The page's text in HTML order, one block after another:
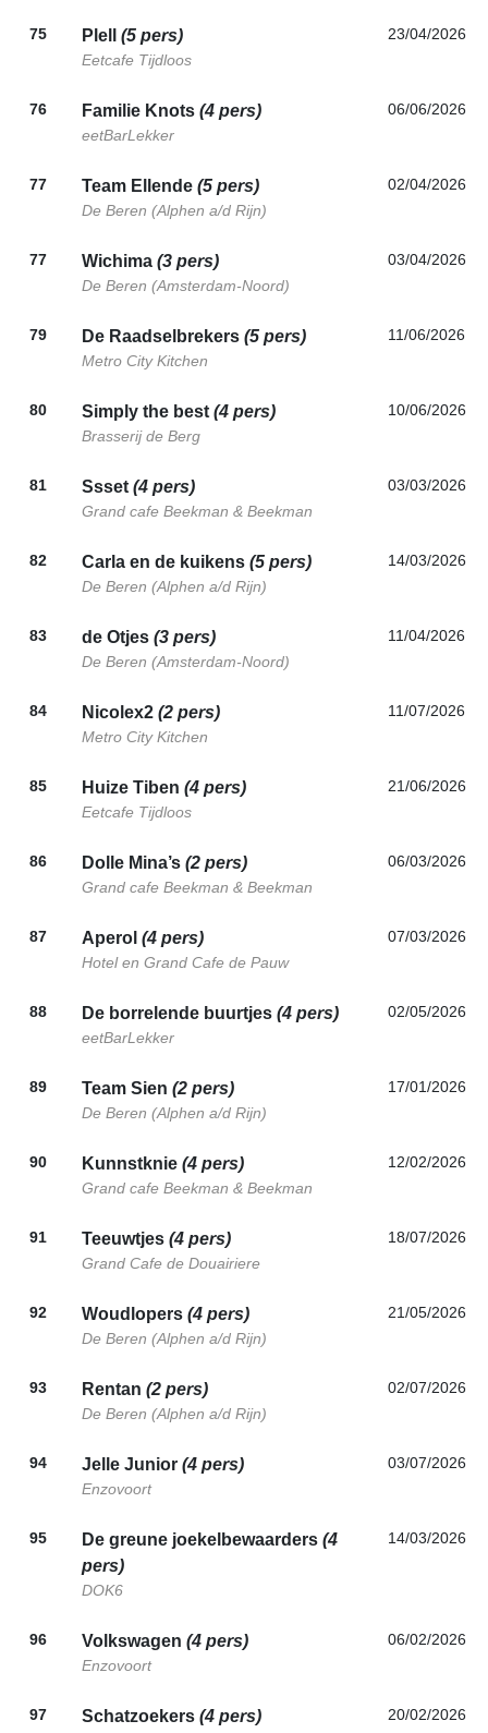
75 Plell (5 pers)
Eetcafe Tijdloos
23/04/2026
76 Familie Knots (4 pers)
eetBarLekker
06/06/2026
77 Team Ellende (5 pers)
De Beren (Alphen a/d Rijn)
02/04/2026
77 Wichima (3 pers)
De Beren (Amsterdam-Noord)
03/04/2026
79 De Raadselbrekers (5 pers)
Metro City Kitchen
11/06/2026
80 Simply the best (4 pers)
Brasserij de Berg
10/06/2026
81 Ssset (4 pers)
Grand cafe Beekman & Beekman
03/03/2026
82 Carla en de kuikens (5 pers)
De Beren (Alphen a/d Rijn)
14/03/2026
83 de Otjes (3 pers)
De Beren (Amsterdam-Noord)
11/04/2026
84 Nicolex2 (2 pers)
Metro City Kitchen
11/07/2026
85 Huize Tiben (4 pers)
Eetcafe Tijdloos
21/06/2026
86 Dolle Mina’s (2 pers)
Grand cafe Beekman & Beekman
06/03/2026
87 Aperol (4 pers)
Hotel en Grand Cafe de Pauw
07/03/2026
88 De borrelende buurtjes (4 pers)
eetBarLekker
02/05/2026
89 Team Sien (2 pers)
De Beren (Alphen a/d Rijn)
17/01/2026
90 Kunnstknie (4 pers)
Grand cafe Beekman & Beekman
12/02/2026
91 Teeuwtjes (4 pers)
Grand Cafe de Douairiere
18/07/2026
92 Woudlopers (4 pers)
De Beren (Alphen a/d Rijn)
21/05/2026
93 Rentan (2 pers)
De Beren (Alphen a/d Rijn)
02/07/2026
94 Jelle Junior (4 pers)
Enzovoort
03/07/2026
95 De greune joekelbewaarders (4
pers)
DOK6
14/03/2026
96 Volkswagen (4 pers)
Enzovoort
06/02/2026
97 Schatzoekers (4 pers) 20/02/2026